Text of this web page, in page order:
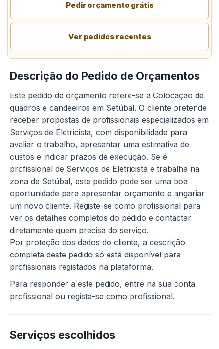
Pedir orçamento grátis
Ver pedidos recentes
Descrição do Pedido de Orçamentos
Este pedido de orçamento refere-se a Colocação de
quadros e candeeiros em Setúbal. O cliente pretende
receber propostas de profissionais especializados em
Serviços de Eletricista, com disponibilidade para
avaliar o trabalho, apresentar uma estimativa de
custos e indicar prazos de execução. Se é
profissional de Serviços de Eletricista e trabalha na
zona de Setúbal, este pedido pode ser uma boa
oportunidade para apresentar orçamento e angariar
um novo cliente. Registe-se como profissional para
ver os detalhes completos do pedido e contactar
diretamente quem precisa do serviço.
Por proteção dos dados do cliente, a descrição
completa deste pedido só está disponível para
profissionais registados na plataforma.
Para responder a este pedido, entre na sua conta
profissional ou registe-se como profissional.
Serviços escolhidos